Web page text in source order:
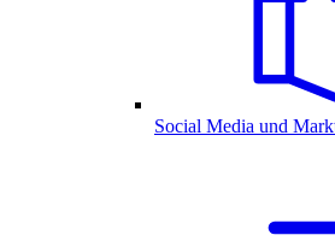
Social Media und